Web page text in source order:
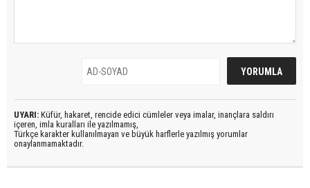
UYARI: Küfür, hakaret, rencide edici cümleler veya imalar, inançlara saldırı
içeren, imla kuralları ile yazılmamış,
Türkçe karakter kullanılmayan ve büyük harflerle yazılmış yorumlar
onaylanmamaktadır.